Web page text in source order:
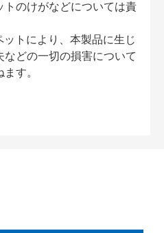
トのけがなどについては責
トにより、本製品に生じ
どの一切の損害について
す。